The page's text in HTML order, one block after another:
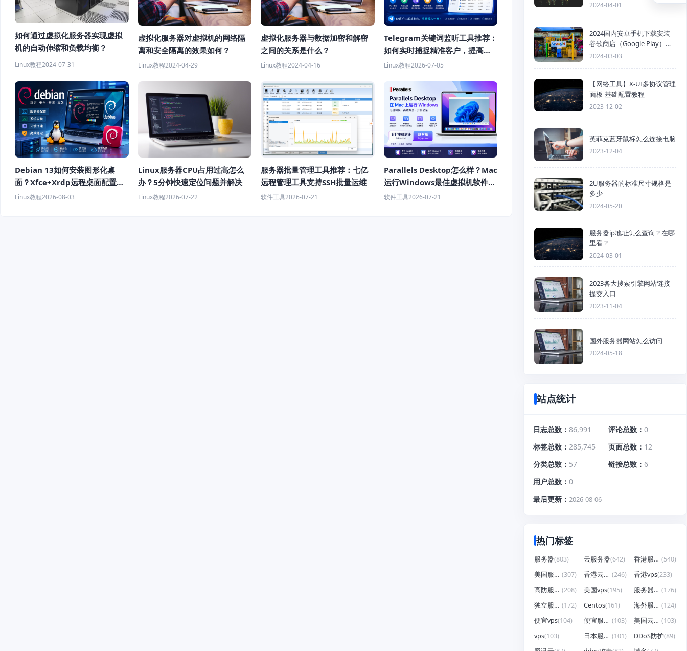
如何通过虚拟化服务器实现虚拟
机的自动伸缩和负载均衡？
Linux教程2024-07-31
虚拟化服务器对虚拟机的网络隔
离和安全隔离的效果如何？
Linux教程2024-04-29
虚拟化服务器与数据加密和解密
之间的关系是什么？
Linux教程2024-04-16
Telegram关键词监听工具推荐：
如何实时捕捉精准客户，提高获
客效率？
Linux教程2026-07-05
Debian 13如何安装图形化桌
面？Xfce+Xrdp远程桌面配置教
程
Linux教程2026-08-03
Linux服务器CPU占用过高怎么
办？5分钟快速定位问题并解决
Linux教程2026-07-22
服务器批量管理工具推荐：七亿
远程管理工具支持SSH批量运维
软件工具2026-07-21
Parallels Desktop怎么样？Mac
运行Windows最佳虚拟机软件推
荐
软件工具2026-07-21
2024-04-01
2024国内安卓手机下载安装
谷歌商店（Google Play）详
细步骤
2024-03-03
【网络工具】X-UI多协议管理
面板-基础配置教程
2023-12-02
英菲克蓝牙鼠标怎么连接电脑
2023-12-04
2U服务器的标准尺寸规格是
多少
2024-05-20
服务器ip地址怎么查询？在哪
里看？
2024-03-01
2023各大搜索引擎网站链接
提交入口
2023-11-04
国外服务器网站怎么访问
2024-05-18
站点统计
日志总数 86,991 评论总数
0
标签总数
285,745 页面总数
12
分类总数
57 链接总数
6
用户总数
0
最后更新
2026-08-06
热门标签
服务器(803) 云服务器(642) 香港服务器 (540)
美国服务器 (307) 香港云服务器 (246) 香港vps(233)
高防服务器 (208) 美国vps(195) 服务器租用 (176)
独立服务器 (172) Centos(161) 海外服务器 (124)
便宜vps(104) 便宜服务器 (103) 美国云服务器 (103)
vps(103) 日本服务器 (101) DDoS防护(89)